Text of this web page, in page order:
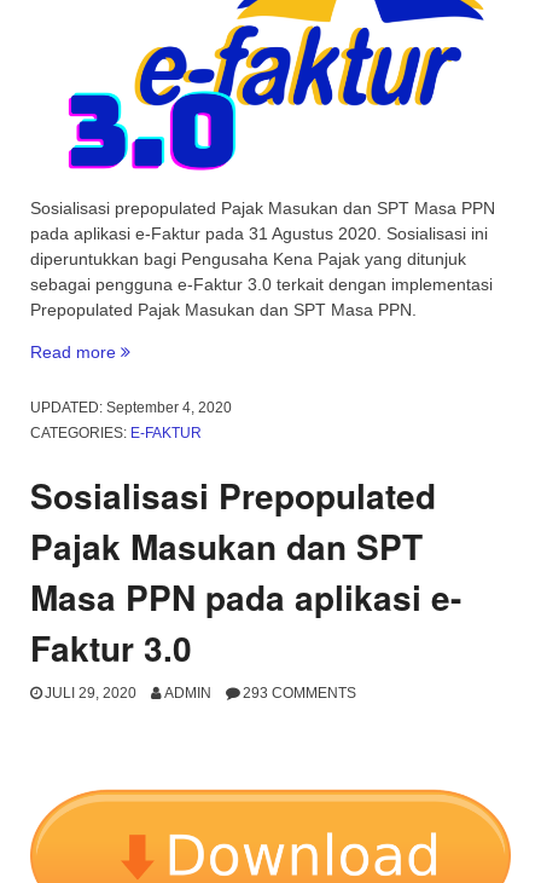
Sosialisasi prepopulated Pajak Masukan dan SPT Masa PPN
pada aplikasi e-Faktur pada 31 Agustus 2020. Sosialisasi ini
diperuntukkan bagi Pengusaha Kena Pajak yang ditunjuk
sebagai pengguna e-Faktur 3.0 terkait dengan implementasi
Prepopulated Pajak Masukan dan SPT Masa PPN.
Read more “Sosialisasi
Pajak
Masukan
Masa
pada
eFaktur
(DJP)”
UPDATED: September 4, 2020
CATEGORIES: E-FAKTUR
Sosialisasi Prepopulated
Pajak Masukan dan SPT
Masa PPN pada aplikasi e-
Faktur 3.0
JULI 29, 2020 ADMIN 293 COMMENTS